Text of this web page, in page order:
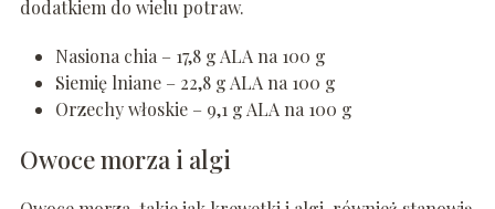
dodatkiem do wielu potraw.
Nasiona chia – 17,8 g ALA na 100 g
Siemię lniane – 22,8 g ALA na 100 g
Orzechy włoskie – 9,1 g ALA na 100 g
Owoce morza i algi